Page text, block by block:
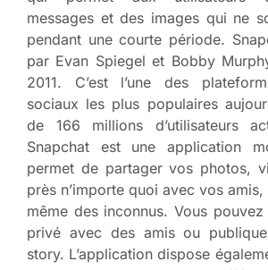
messages et des images qui ne
pendant une courte période.
par Evan Spiegel et Bobby
2011. C’est l’une des
sociaux les plus populaires
de 166 millions d’utilisateurs
Snapchat est une application
permet de partager vos photos,
près n’importe quoi avec vos
même des inconnus. Vous
privé avec des amis ou
story. L’application dispose